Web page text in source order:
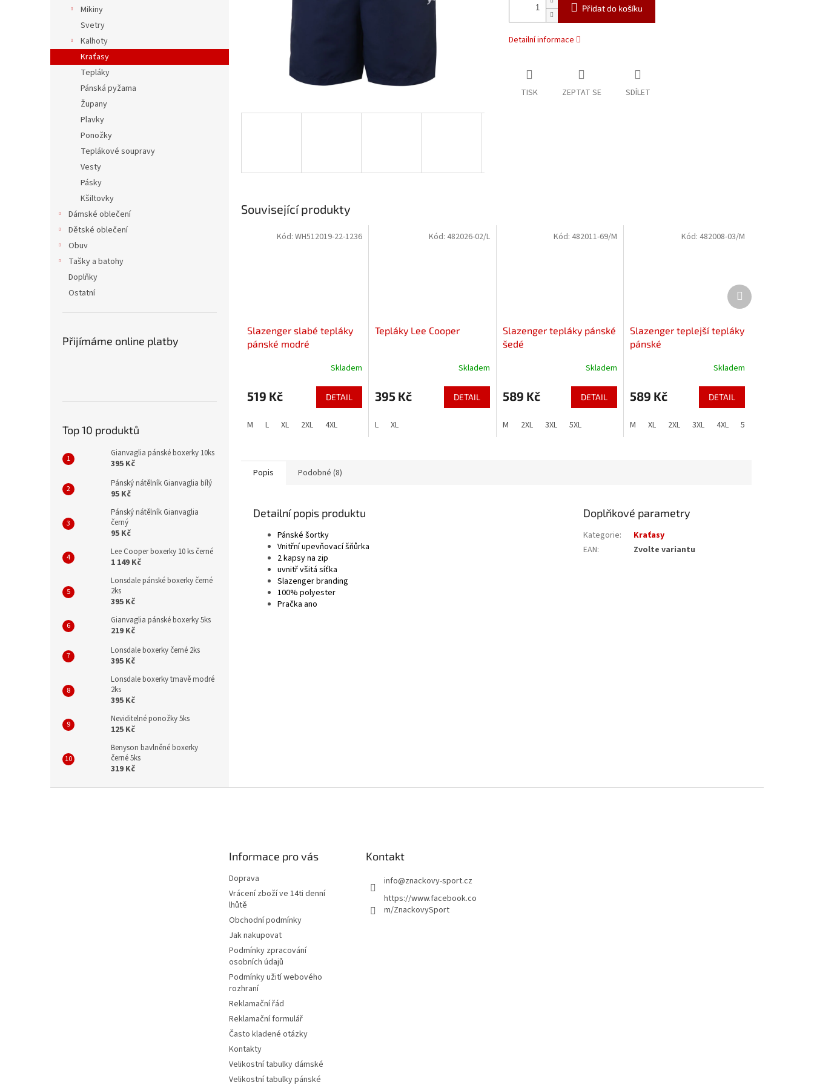
Mikiny
Svetry
Kalhoty
Kraťasy
Tepláky
Pánská pyžama
Župany
Plavky
Ponožky
Teplákové soupravy
Vesty
Pásky
Kšiltovky
Dámské oblečení
Dětské oblečení
Obuv
Tašky a batohy
Doplňky
Ostatní
Přijímáme online platby
Top 10 produktů
Gianvaglia pánské boxerky 10ks
395 Kč
Pánský nátělník Gianvaglia bílý
95 Kč
Pánský nátělník Gianvaglia
černý
95 Kč
Lee Cooper boxerky 10 ks černé
1 149 Kč
Lonsdale pánské boxerky černé
2ks
395 Kč
Gianvaglia pánské boxerky 5ks
219 Kč
Lonsdale boxerky černé 2ks
395 Kč
Lonsdale boxerky tmavě modré
2ks
395 Kč
Neviditelné ponožky 5ks
125 Kč
Benyson bavlněné boxerky
černé 5ks
319 Kč
Přidat do košíku
Detailní informace
TISK ZEPTAT SE SDÍLET
Související produkty
Slazenger slabé tepláky
pánské modré
Skladem
519 Kč DETAIL
M L XL 2XL 4XL
Kód: WH512019-22-1236
Tepláky Lee Cooper
Skladem
395 Kč DETAIL
L XL
Kód: 482026-02/L
Slazenger tepláky pánské
šedé
Skladem
589 Kč DETAIL
M 2XL 3XL 5XL
Kód: 482011-69/M
Slazenger teplejší tepláky
pánské
Skladem
589 Kč DETAIL
M XL 2XL 3XL 4XL 5XL
Kód: 482008-03/M
Další
produkt
Popis Podobné (8)
Detailní popis produktu
Pánské šortky
Vnitřní upevňovací šňůrka
2 kapsy na zip
uvnitř všitá síťka
Slazenger branding
100% polyester
Pračka ano
Doplňkové parametry
Kategorie:
Kraťasy
EAN: Zvolte variantu
Informace pro vás
Doprava
Vrácení zboží ve 14ti denní
lhůtě
Obchodní podmínky
Jak nakupovat
Podmínky zpracování
osobních údajů
Podmínky užití webového
rozhraní
Reklamační řád
Reklamační formulář
Často kladené otázky
Kontakty
Velikostní tabulky dámské
Velikostní tabulky pánské
Kontakt
info@znackovy-sport.cz
https://www.facebook.co
m/ZnackovySport